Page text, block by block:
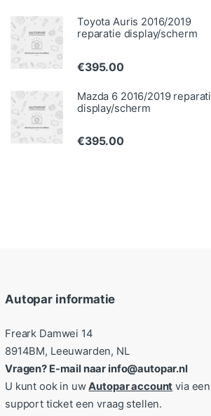
Toyota Auris 2016/2019
reparatie display/scherm
€395.00
Mazda 6 2016/2019
display/scherm
€395.00
Autopar informatie
Freark Damwei 14
8914BM, Leeuwarden, NL
Vragen? E-mail naar info@autopar.nl
U kunt ook in uwAutopar account via een
support ticket een vraag stellen.